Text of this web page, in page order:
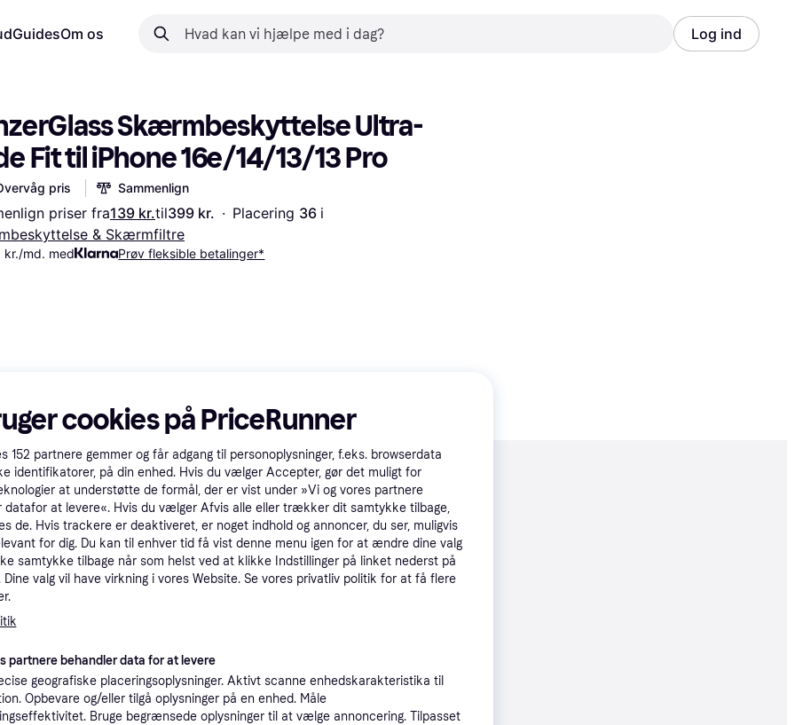
GuidesOm os Log ind
Skærmbeskyttelse Ultra-
Fit til iPhone 16e/14/13/13 Pro
pris Sammenlign
priser fra139 kr.til399 kr. · Placering 36 i
& Skærmfiltre
kr./md. med Prøv fleksible betalinger*
Promoveret
59 kr. fragt,2-6 dage259 kr.
cookies på PriceRunner
152 partnere gemmer og får adgang til personoplysninger, f.eks. browserdata
identifikatorer, på din enhed. Hvis du vælger Accepter, gør det muligt for
at understøtte de formål, der er vist under »Vi og vores partnere
datafor at levere«. Hvis du vælger Afvis alle eller trækker dit samtykke tilbage,
de. Hvis trackere er deaktiveret, er noget indhold og annoncer, du ser, muligvis
for dig. Du kan til enhver tid få vist denne menu igen for at ændre dine valg
samtykke tilbage når som helst ved at klikke Indstillinger på linket nederst på
Dine valg vil have virkning i vores Website. Se vores privatliv politik for at få flere
partnere behandler data for at levere
geografiske placeringsoplysninger. Aktivt scanne enhedskarakteristika til
Opbevare og/eller tilgå oplysninger på en enhed. Måle
Bruge begrænsede oplysninger til at vælge annoncering. Tilpasset